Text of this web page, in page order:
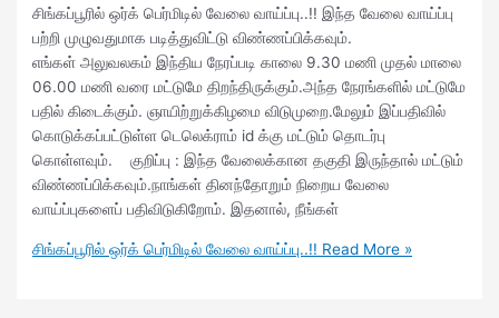
சிங்கப்பூரில் ஒர்க் பெர்மிடில் வேலை வாய்ப்பு..!! இந்த வேலை வாய்ப்பு
பற்றி முழுவதுமாக படித்துவிட்டு விண்ணப்பிக்கவும்.
எங்கள் அலுவலகம் இந்திய நேரப்படி காலை 9.30 மணி முதல் மாலை
06.00 மணி வரை மட்டுமே திறந்திருக்கும்.அந்த நேரங்களில் மட்டுமே
பதில் கிடைக்கும். ஞாயிற்றுக்கிழமை விடுமுறை.மேலும் இப்பதிவில்
கொடுக்கப்பட்டுள்ள டெலெக்ராம் id க்கு மட்டும் தொடர்பு
கொள்ளவும். குறிப்பு : இந்த வேலைக்கான தகுதி இருந்தால் மட்டும்
விண்ணப்பிக்கவும்.நாங்கள் தினந்தோறும் நிறைய வேலை
வாய்ப்புகளைப் பதிவிடுகிறோம். இதனால், நீங்கள்
சிங்கப்பூரில் ஒர்க் பெர்மிடில் வேலை வாய்ப்பு..!! Read More »